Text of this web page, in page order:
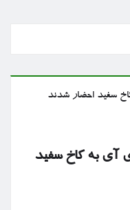
آی به کاخ سفید